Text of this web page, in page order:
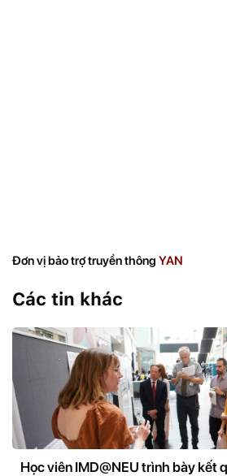
Đơn vị bảo trợ truyền thông YAN
Các tin khác
Học viên IMD@NEU trình bày kết